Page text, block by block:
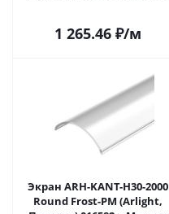
1 265.46₽/м
Экран ARH-KANT-H30-2000
Round Frost-PM (Arlight,